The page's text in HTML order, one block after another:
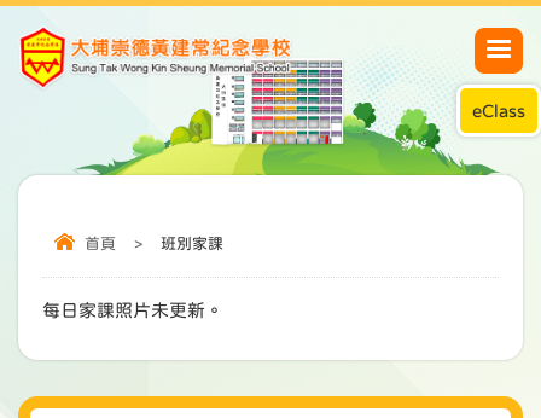
eClass
首頁 > 班別家課
每日家課照片未更新。